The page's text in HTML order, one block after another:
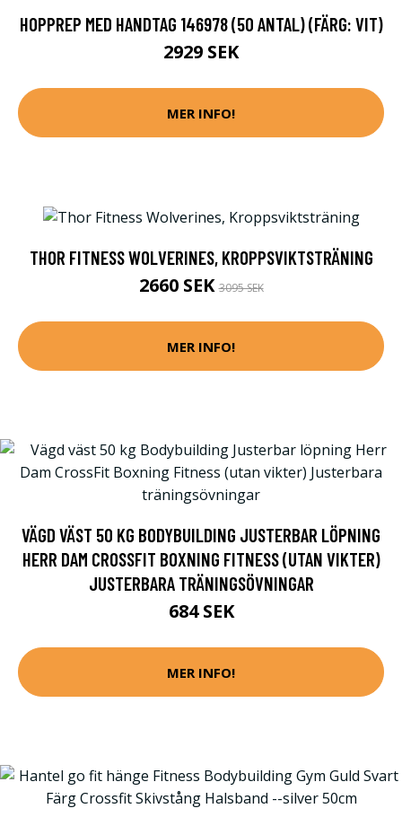
HOPPREP MED HANDTAG 146978 (50 ANTAL) (FÄRG: VIT)
2929 SEK
MER INFO!
THOR FITNESS WOLVERINES, KROPPSVIKTSTRÄNING
2660 SEK3095 SEK
MER INFO!
VÄGD VÄST 50 KG BODYBUILDING JUSTERBAR LÖPNING
HERR DAM CROSSFIT BOXNING FITNESS (UTAN VIKTER)
JUSTERBARA TRÄNINGSÖVNINGAR
684 SEK
MER INFO!